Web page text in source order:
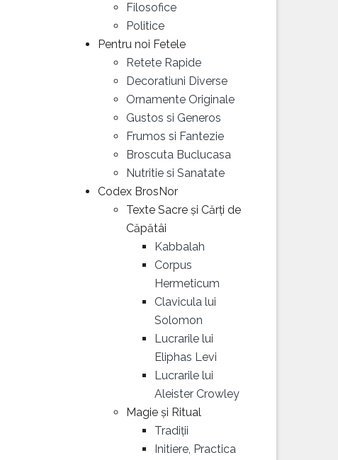
Filosofice
Politice
Pentru noi Fetele
Retete Rapide
Decoratiuni Diverse
Ornamente Originale
Gustos si Generos
Frumos si Fantezie
Broscuta Buclucasa
Nutritie si Sanatate
Codex BrosNor
Texte Sacre și Cărți de
Căpătâi
Kabbalah
Corpus
Hermeticum
Clavicula lui
Solomon
Lucrarile lui
Eliphas Levi
Lucrarile lui
Aleister Crowley
Magie și Ritual
Tradiții
Initiere, Practica